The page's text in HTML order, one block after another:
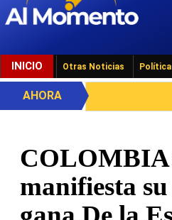
INICIO Otras Noticias Política
AHORA
manifiesta